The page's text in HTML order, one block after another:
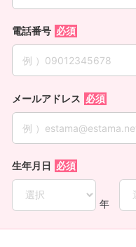
電話番号
メールアドレス
生年月日
年